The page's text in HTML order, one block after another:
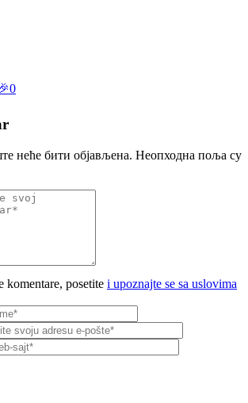
0
неће бити објављена. Неопходна поља су
komentare, posetite i upoznajte se sa uslovima